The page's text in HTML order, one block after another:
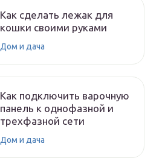
Как сделать лежак для
кошки своими руками
Дом и дача
Как подключить варочную
панель к однофазной и
трехфазной сети
Дом и дача